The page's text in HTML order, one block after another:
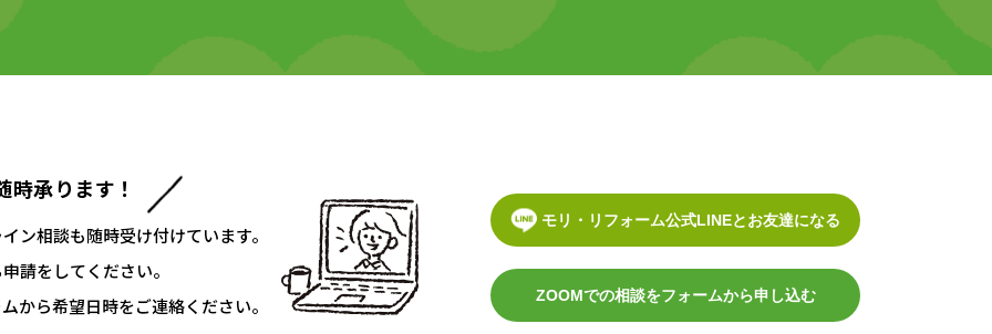
時承ります！
ン相談も随時受け付けています。
請をしてください。
から希望日時をご連絡ください。
モリ・リフォーム公式LINEとお友達になる
ZOOMでの相談をフォームから申し込む